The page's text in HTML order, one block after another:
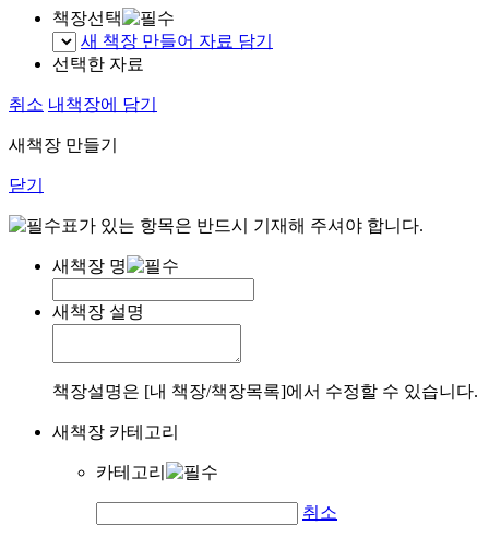
책장선택
새 책장 만들어 자료 담기
선택한 자료
취소 내책장에 담기
새책장 만들기
닫기
표가 있는 항목은 반드시 기재해 주셔야 합니다.
새책장 명
새책장 설명
책장설명은 [내 책장/책장목록]에서 수정할 수 있습니다.
새책장 카테고리
카테고리
취소